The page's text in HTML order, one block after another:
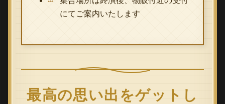
にてご案内いたします
最高の思い出をゲットし